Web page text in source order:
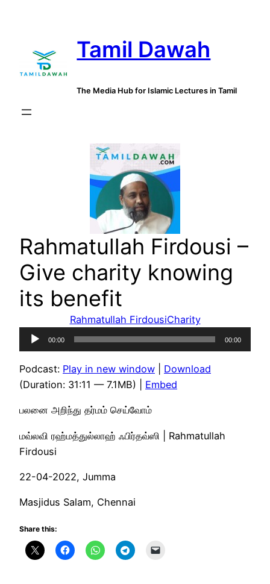
Tamil Dawah
The Media Hub for Islamic Lectures in Tamil
Rahmatullah Firdousi –
Give charity knowing
its benefit
Rahmatullah FirdousiCharity
Audio
Player
00:00 00:00
Podcast: Play in new window
Download
(Duration: 31:11 — 7.1MB) | Embed
பலனை அறிந்து தர்மம் செய்வோம்
மவ்லவி ரஹ்மத்துல்லாஹ் ஃபிர்தவ்ஸி | Rahmatullah
Firdousi
22-04-2022, Jumma
Masjidus Salam, Chennai
Share this: